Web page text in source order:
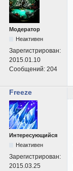
Модератор
Неактивен
Зарегистрирован:
2015.01.10
Сообщений: 204
Freeze
Интересующийся
Неактивен
Зарегистрирован:
2015.03.25